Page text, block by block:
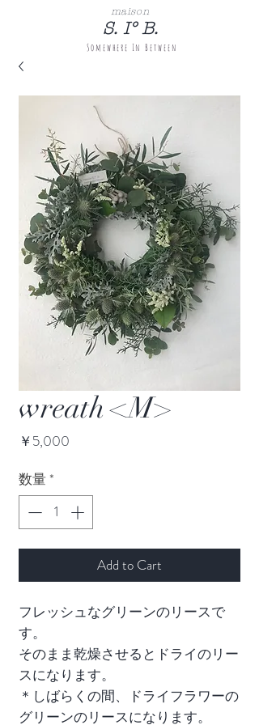
maison
S. I° B.
Somewhere In Between
wreath <M>
￥5,000
数量*
Add to Cart
フレッシュなグリーンのリースで
す。
そのまま乾燥させるとドライのリー
スになります。
＊しばらくの間、ドライフラワーの
グリーンのリースになります。